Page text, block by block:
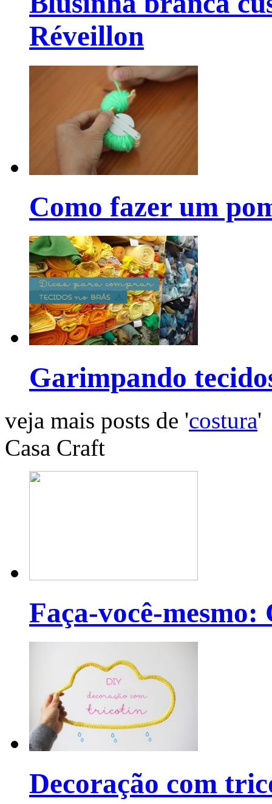
Réveillon
Como fazer um
Garimpando
veja mais posts de 'costura'
Casa Craft
Faça-você-mesmo:
Decoração com